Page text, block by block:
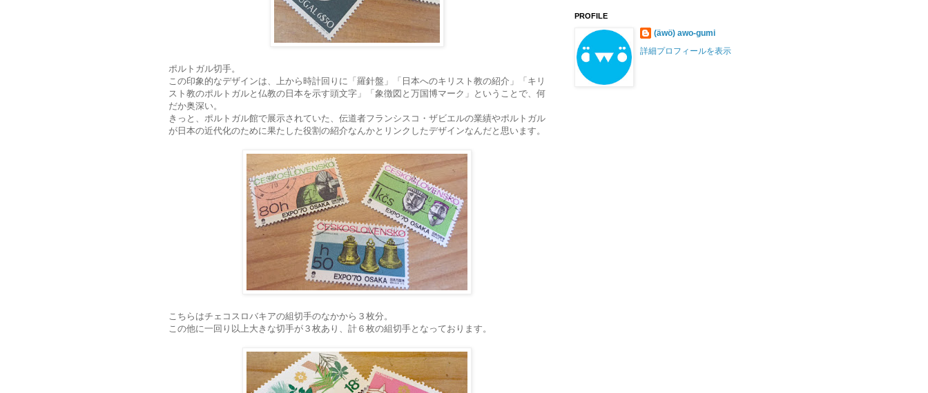
ポルトガル切手。
この印象的なデザインは、上から時計回りに「羅針盤」「日本へのキリスト教の紹介」「キリ
スト教のポルトガルと仏教の日本を示す頭文字」「象徴図と万国博マーク」ということで、何
だか奥深い。
きっと、ポルトガル館で展示されていた、伝道者フランシスコ・ザビエルの業績やポルトガル
が日本の近代化のために果たした役割の紹介なんかとリンクしたデザインなんだと思います。
こちらはチェコスロバキアの組切手のなかから３枚分。
この他に一回り以上大きな切手が３枚あり、計６枚の組切手となっております。
PROFILE
(äwö) awo-gumi
詳細プロフィールを表示